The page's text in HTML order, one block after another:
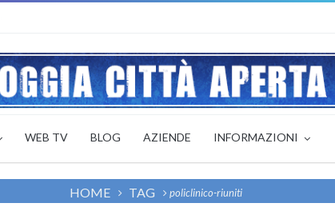
WEB TV BLOG AZIENDE INFORMAZIONI
HOME TAG policlinico-riuniti